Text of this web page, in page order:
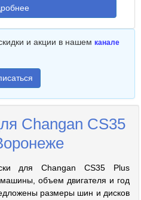
и акции в нашем канале
Changan CS35
для Changan CS35 Plus
объем двигателя и год
размеры шин и дисков